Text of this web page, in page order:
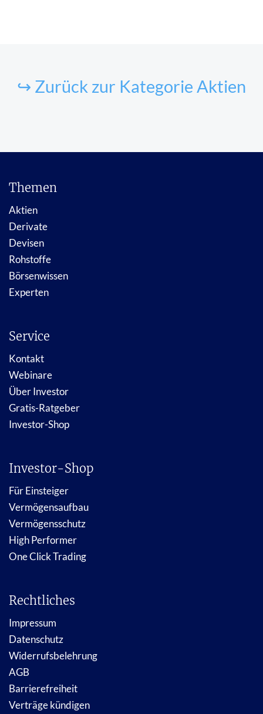
↪ Zurück zur Kategorie Aktien
Themen
Aktien
Derivate
Devisen
Rohstoffe
Börsenwissen
Experten
Service
Kontakt
Webinare
Über Investor
Gratis-Ratgeber
Investor-Shop
Investor-Shop
Für Einsteiger
Vermögensaufbau
Vermögensschutz
High Performer
One Click Trading
Rechtliches
Impressum
Datenschutz
Widerrufsbelehrung
AGB
Barrierefreiheit
Verträge kündigen